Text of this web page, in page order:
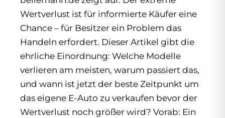
Wertverlust ist für informierte Käufer eine
Chance – für Besitzer ein Problem das
Handeln erfordert. Dieser Artikel gibt die
ehrliche Einordnung: Welche Modelle
verlieren am meisten, warum passiert das,
und wann ist jetzt der beste Zeitpunkt um
das eigene E-Auto zu verkaufen bevor der
Wertverlust noch größer wird? Vorab: Ein